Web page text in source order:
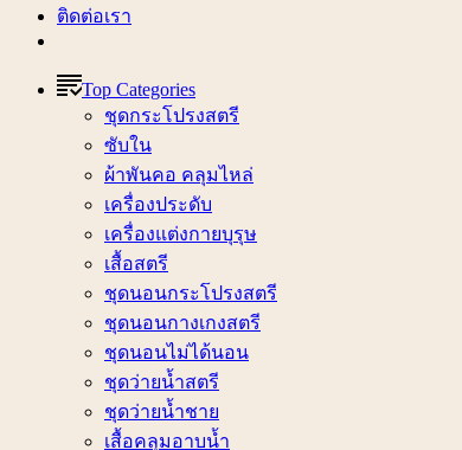
ติดต่อเรา
Top Categories
ชุดกระโปรงสตรี
ซับใน
ผ้าพันคอ คลุมไหล่
เครื่องประดับ
เครื่องแต่งกายบุรุษ
เสื้อสตรี
ชุดนอนกระโปรงสตรี
ชุดนอนกางเกงสตรี
ชุดนอนไม่ได้นอน
ชุดว่ายน้ำสตรี
ชุดว่ายน้ำชาย
เสื้อคลุมอาบน้ำ